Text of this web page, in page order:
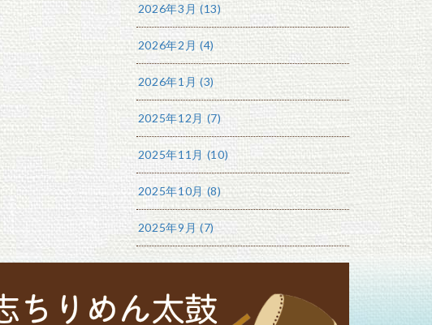
2026年3月 (13)
2026年2月 (4)
2026年1月 (3)
2025年12月 (7)
2025年11月 (10)
2025年10月 (8)
2025年9月 (7)